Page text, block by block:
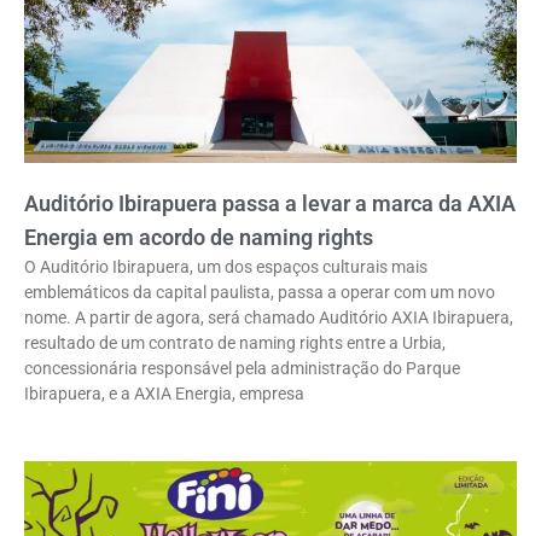
Auditório Ibirapuera passa a levar a marca da AXIA
Energia em acordo de naming rights
O Auditório Ibirapuera, um dos espaços culturais mais
emblemáticos da capital paulista, passa a operar com um novo
nome. A partir de agora, será chamado Auditório AXIA Ibirapuera,
resultado de um contrato de naming rights entre a Urbia,
concessionária responsável pela administração do Parque
Ibirapuera, e a AXIA Energia, empresa